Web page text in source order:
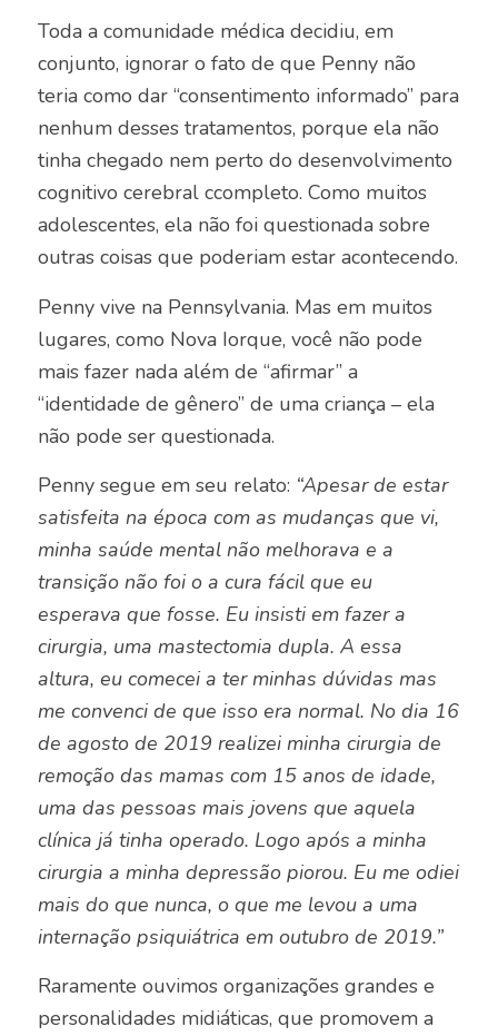
Toda a comunidade médica decidiu, em
conjunto, ignorar o fato de que Penny não
teria como dar “consentimento informado” para
nenhum desses tratamentos, porque ela não
tinha chegado nem perto do desenvolvimento
cognitivo cerebral ccompleto. Como muitos
adolescentes, ela não foi questionada sobre
outras coisas que poderiam estar acontecendo.
Penny vive na Pennsylvania. Mas em muitos
lugares, como Nova Iorque, você não pode
mais fazer nada além de “afirmar” a
“identidade de gênero” de uma criança – ela
não pode ser questionada.
Penny segue em seu relato: “Apesar de estar
satisfeita na época com as mudanças que vi,
minha saúde mental não melhorava e a
transição não foi o a cura fácil que eu
esperava que fosse. Eu insisti em fazer a
cirurgia, uma mastectomia dupla. A essa
altura, eu comecei a ter minhas dúvidas mas
me convenci de que isso era normal. No dia 16
de agosto de 2019 realizei minha cirurgia de
remoção das mamas com 15 anos de idade,
uma das pessoas mais jovens que aquela
clínica já tinha operado. Logo após a minha
cirurgia a minha depressão piorou. Eu me odiei
mais do que nunca, o que me levou a uma
internação psiquiátrica em outubro de 2019.”
Raramente ouvimos organizações grandes e
personalidades midiáticas, que promovem a